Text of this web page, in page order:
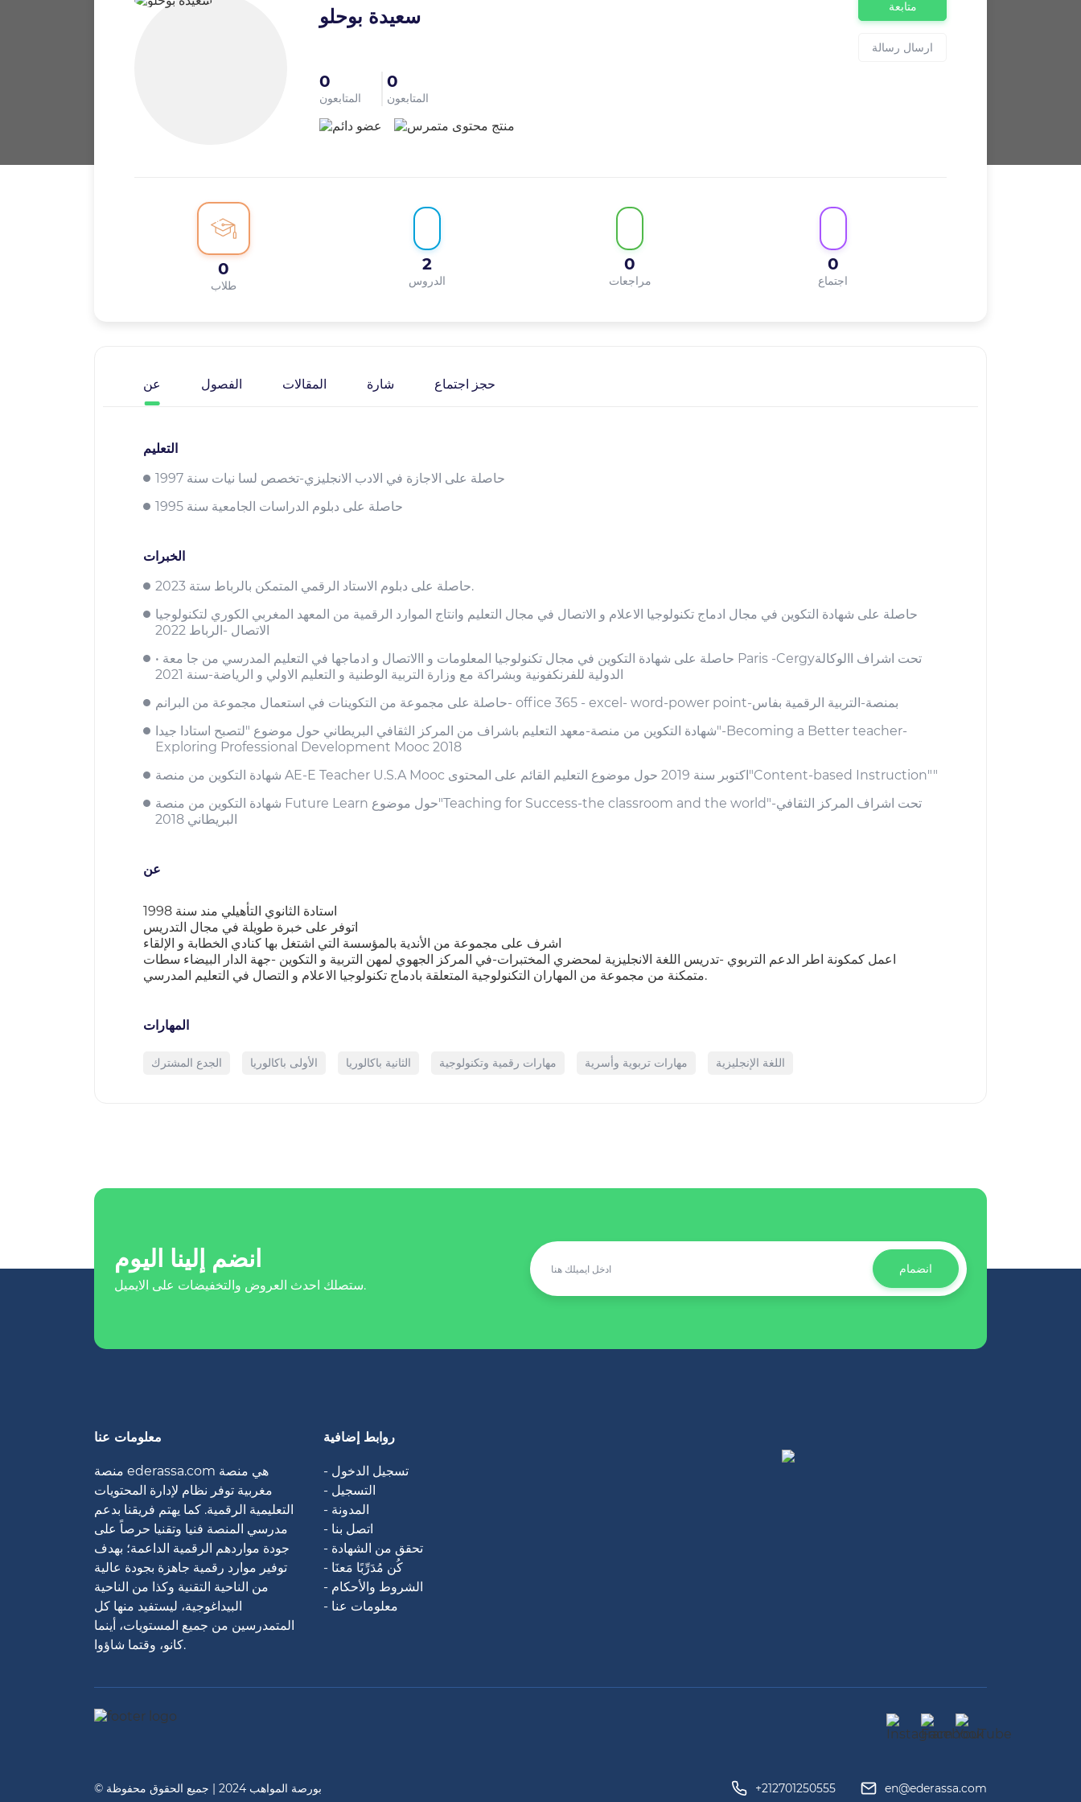
سعيدة بوحلو
0
المتابعون
0
المتابعون
متابعة
ارسال رسالة
0
طلاب
2
الدروس
0
مراجعات
0
اجتماع
عن الفصول المقالات شارة حجز اجتماع
التعليم
حاصلة على الاجازة في الادب الانجليزي-تخصص لسا نيات سنة 1997
حاصلة على دبلوم الدراسات الجامعية سنة 1995
الخبرات
حاصلة على دبلوم الاستاد الرقمي المتمكن بالرباط ستة 2023.
حاصلة على شهادة التكوين في مجال ادماج تكنولوجيا الاعلام و الاتصال في مجال التعليم وانتاج الموارد الرقمية من المعهد المغربي الكوري لتكنولوجيا
الاتصال -الرباط 2022
• حاصلة على شهادة التكوين في مجال تكنولوجيا المعلومات و االاتصال و ادماجها في التعليم المدرسي من جا معة Paris -Cergyتحت اشراف االوكالة
الدولية للفرنكفونية وبشراكة مع وزارة التربية الوطنية و التعليم الاولي و الرياضة-سنة 2021
حاصلة على مجموعة من التكوينات في استعمال مجموعة من البرانم- office 365 - excel- word-power point-بمنصة-التربية الرقمية بفاس
شهادة التكوين من منصة-معهد التعليم باشراف من المركز الثقافي البريطاني حول موضوع "لتصبح استادا جيدا"-Becoming a Better teacher-
Exploring Professional Development Mooc 2018
شهادة التكوين من منصة AE-E Teacher U.S.A Mooc اكتوبر سنة 2019 حول موضوع التعليم القائم على المحتوى"Content-based Instruction""
شهادة التكوين من منصة Future Learn حول موضوع"Teaching for Success-the classroom and the world"-تحت اشراف المركز الثقافي
البريطاني 2018
عن
استادة الثانوي التأهيلي مند سنة 1998
اتوفر على خبرة طويلة في مجال التدريس
اشرف على مجموعة من الأندية بالمؤسسة التي اشتغل بها كنادي الخطابة و الإلقاء
اعمل كمكونة اطر الدعم التربوي -تدريس اللغة الانجليزية لمحضري المختبرات-في المركز الجهوي لمهن التربية و التكوين -جهة الدار البيضاء سطات
متمكنة من مجموعة من المهاران التكنولوجية المتعلقة بادماج تكنولوجيا الاعلام و التصال في التعليم المدرسي.
المهارات
الجدع المشترك الأولى باكالوريا الثانية باكالوريا مهارات رقمية وتكنولوجية مهارات تربوية وأسرية اللغة الإنجليزية
انضم إلينا اليوم
ستصلك احدث العروض والتخفيضات على الايميل.
انضمام
معلومات عنا
منصة ederassa.com هي منصة
مغربية توفر نظام لإدارة المحتويات
التعليمية الرقمية. كما يهتم فريقنا بدعم
مدرسي المنصة فنيا وتقنيا حرصاً على
جودة مواردهم الرقمية الداعمة؛ بهدف
توفير موارد رقمية جاهزة بجودة عالية
من الناحية التقنية وكذا من الناحية
البيداغوجية، ليستفيد منها كل
المتمدرسين من جميع المستويات، أينما
كانو، وقتما شاؤوا.
روابط إضافية
- تسجيل الدخول
- التسجيل
- المدونة
- اتصل بنا
- تحقق من الشهادة
- كُن مُدَرِّبًا مَعنَا
- الشروط والأحكام
- معلومات عنا
© بورصة المواهب 2024 | جميع الحقوق محفوظة +212701250555 en@ederassa.com